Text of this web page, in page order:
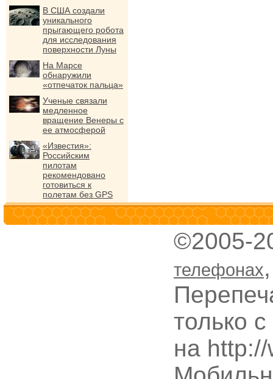
В США создали
уникального
прыгающего робота
для исследования
поверхности Луны
На Марсе
обнаружили
«отпечаток пальца»
Ученые связали
медленное
вращение Венеры с
ее атмосферой
«Известия»:
Российским
пилотам
рекомендовано
готовиться к
полетам без GPS
©2005-
телефонах
только
на